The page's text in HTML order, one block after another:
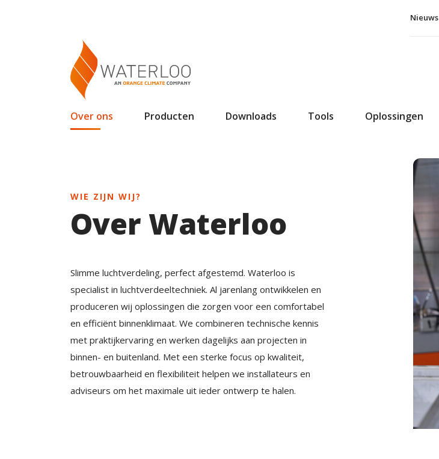
Nieuws
Over ons Producten Downloads Tools Oplossingen
WIE ZIJN WIJ?
Over Waterloo
Slimme luchtverdeling, perfect afgestemd. Waterloo is
specialist in luchtverdeeltechniek. Al jarenlang ontwikkelen en
produceren wij oplossingen die zorgen voor een comfortabel
en efficiënt binnenklimaat. We combineren technische kennis
met praktijkervaring en werken dagelijks aan projecten in
binnen- en buitenland. Met een sterke focus op kwaliteit,
betrouwbaarheid en flexibiliteit helpen we installateurs en
adviseurs om het maximale uit ieder ontwerp te halen.